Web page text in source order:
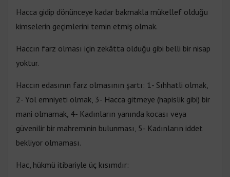
Hacca gidip dönünceye kadar bakmakla mükellef olduğu
kimselerin geçimlerini temin etmiş olmak.
Haccın farz olması için zekâtta olduğu gibi belli bir nisap
yoktur.
Haccın edasının farz olmasının şartı: 1- Sıhhatli olmak,
2- Yol emniyeti olmak, 3- Hacca gitmeye (hapislik gibi) bir
mani olmamak, 4- Kadınların yanında kocası veya
güvenilir bir mahreminin bulunması, 5- Kadınların iddet
bekliyor olmaması.
Hac, hükmü itibariyle üç kısımdır: